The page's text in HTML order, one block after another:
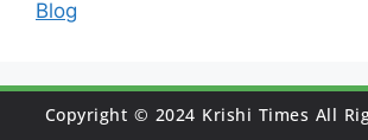
Blog
Copyright © 2024 Krishi Times All